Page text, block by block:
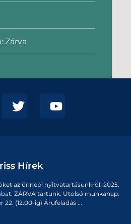
Zárva
Hírek
az ünnepi nyitvatartásunkról: 2025.
ZÁRVA tartunk. Utolsó munkanap:
22. (12:00-ig) Árufeladás ...